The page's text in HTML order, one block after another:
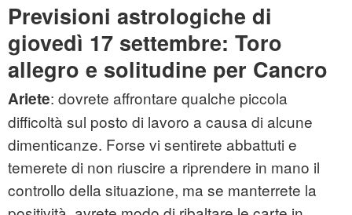
Previsioni astrologiche di
giovedì 17 settembre: Toro
allegro e solitudine per Cancro
Ariete: dovrete affrontare qualche piccola
difficoltà sul posto di lavoro a causa di alcune
dimenticanze. Forse vi sentirete abbattuti e
temerete di non riuscire a riprendere in mano il
controllo della situazione, ma se manterrete la